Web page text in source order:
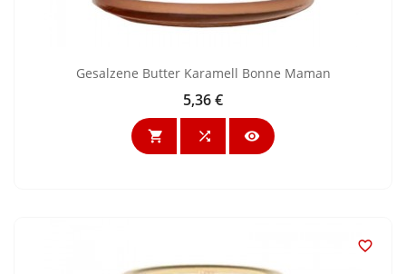
Gesalzene Butter Karamell Bonne Maman
Preis
5,36 €
  
